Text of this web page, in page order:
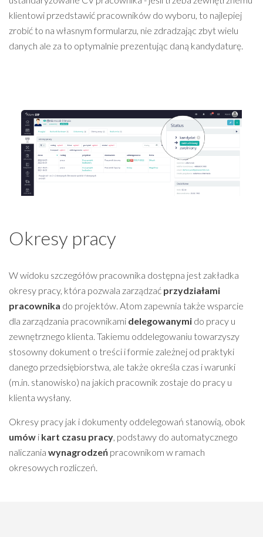
klientowi przedstawić pracowników do wyboru, to najlepiej
zrobić to na własnym formularzu, nie zdradzając zbyt wielu
danych ale za to optymalnie prezentując daną kandydaturę.
Okresy pracy
W widoku szczegółów pracownika dostępna jest zakładka
okresy pracy, która pozwala zarządzać przydziałami
pracownika do projektów. Atom zapewnia także wsparcie
dla zarządzania pracownikami delegowanymi do pracy u
zewnętrznego klienta. Takiemu oddelegowaniu towarzyszy
stosowny dokument o treści i formie zależnej od praktyki
danego przedsiębiorstwa, ale także określa czas i warunki
(m.in. stanowisko) na jakich pracownik zostaje do pracy u
klienta wysłany.
Okresy pracy jak i dokumenty oddelegowań stanowią, obok
umów i kart czasu pracy, podstawy do automatycznego
naliczania wynagrodzeń pracownikom w ramach
okresowych rozliczeń.